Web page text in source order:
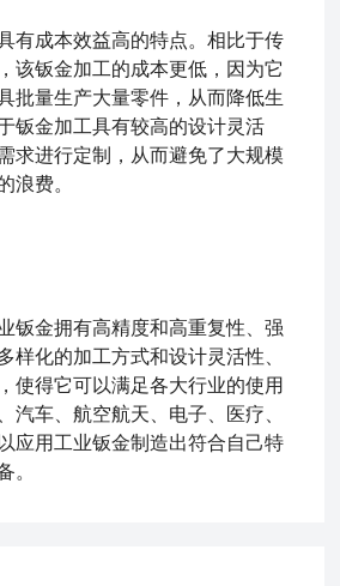
成本效益高的特点。相比于传
该钣金加工的成本更低，因为它
批量生产大量零件，从而降低生
钣金加工具有较高的设计灵活
求进行定制，从而避免了大规模
浪费。
钣金拥有高精度和高重复性、强
样化的加工方式和设计灵活性、
使得它可以满足各大行业的使用
汽车、航空航天、电子、医疗、
应用工业钣金制造出符合自己特
。